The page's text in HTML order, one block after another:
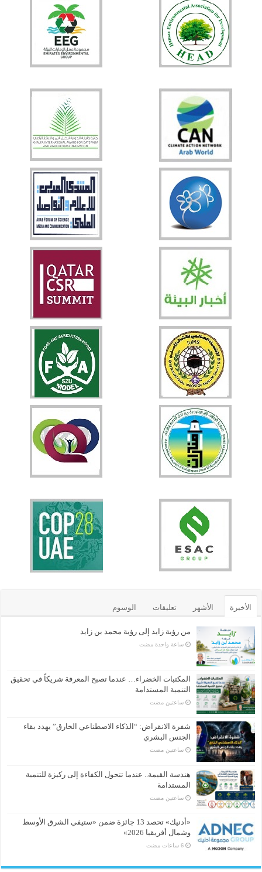
الأخيرة الأشهر تعليقات الوسوم
من رؤية زايد إلى رؤية محمد بن زايد
‏ساعة واحدة مضت
المكتبات الخضراء… عندما تصبح المعرفة شريكاً في تحقيق
التنمية المستدامة
‏ساعتين مضت
شفرة الانقراض: “الذكاء الاصطناعي الخارق” يهدد بقاء
الجنس البشري
‏ساعتين مضت
هندسة القيمة.. عندما تتحول الكفاءة إلى ركيزة للتنمية
المستدامة
‏ساعتين مضت
«أدنيك» تحصد 13 جائزة ضمن «ستيفي الشرق الأوسط
وشمال أفريقيا 2026»